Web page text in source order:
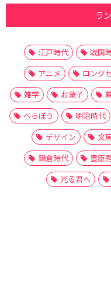
ラ
江戸時代 戦国
アニメ
ロング
雑学
お菓子
べらぼう
明治時代
デザイン
文
鎌倉時代
豊臣
光る君へ